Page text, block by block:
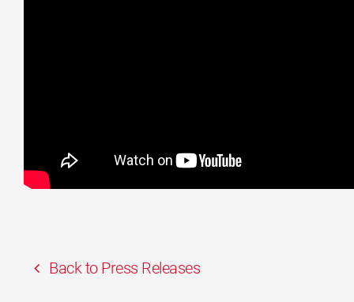
Back to Press Releases